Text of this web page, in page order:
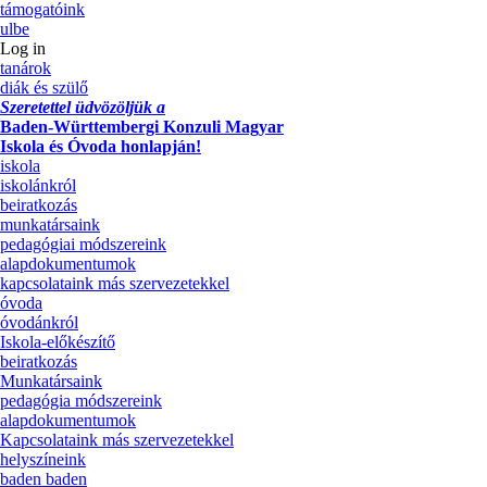
támogatóink
ulbe
Log in
tanárok
diák és szülő
Szeretettel üdvözöljük a
Baden-Württembergi Konzuli Magyar
Iskola és Óvoda honlapján!
iskola
iskolánkról
beiratkozás
munkatársaink
pedagógiai módszereink
alapdokumentumok
kapcsolataink más szervezetekkel
óvoda
óvodánkról
Iskola-előkészítő
beiratkozás
Munkatársaink
pedagógia módszereink
alapdokumentumok
Kapcsolataink más szervezetekkel
helyszíneink
baden baden